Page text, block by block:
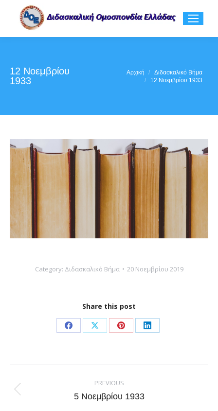
12 Νοεμβρίου
1933
Αρχική
Διδασκαλικό Βήμα
12 Νοεμβρίου 1933
Category: Διδασκαλικό Βήμα 20 Νοεμβρίου 2019
Share this post
Share
Facebook
Share
X
Share
Pinterest
Share
LinkedIn
navigation
PREVIOUS
Previous
5 Νοεμβρίου 1933